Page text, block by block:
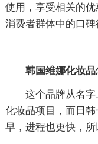
使用，享受相关的
消费者群体中的口碑
韩国维娜化妆
这个品牌从名
化妆品项目，而日
早，进程也更快，所